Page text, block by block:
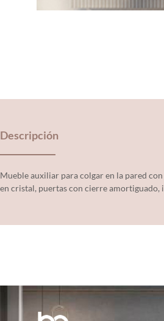
Descripción
Mueble auxiliar para colgar en la pared
en cristal, puertas con cierre amortiguado,